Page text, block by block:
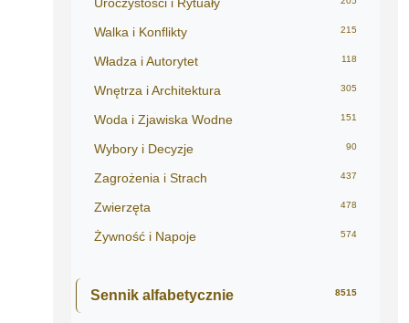
Walka i Konflikty 215
Władza i Autorytet 118
Wnętrza i Architektura 305
Woda i Zjawiska Wodne 151
Wybory i Decyzje 90
Zagrożenia i Strach 437
Zwierzęta 478
Żywność i Napoje 574
Sennik alfabetycznie 8515